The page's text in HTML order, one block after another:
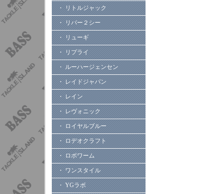
・ リトルジャック
・ リバー２シー
・ リューギ
・ リプライ
・ ルーハージェンセン
・ レイドジャパン
・ レイン
・ レヴォニック
・ ロイヤルブルー
・ ロデオクラフト
・ ロボワーム
・ ワンスタイル
・ YGラボ